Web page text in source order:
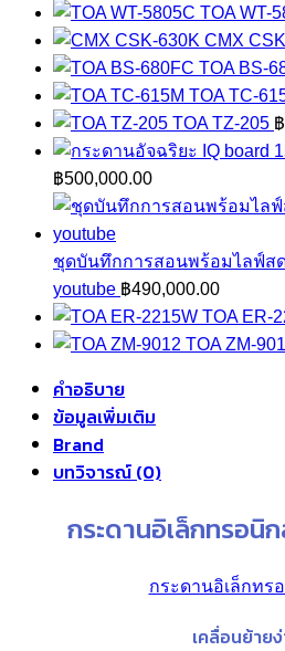
price
was:
฿21,500.00.
price
is:
฿16,900.00.
TOA WT-
CMX
TOA BS-
TOA TC-
TOA TZ-205 ฿
฿500,000.00
ชุดบันทึกการสอนพร้อมไลฟ์สด
youtube ฿490,000.00
TOA ER-
TOA ZM-
คำอธิบาย
ข้อมูลเพิ่มเติม
Brand
บทวิจารณ์ (0)
กระดานอิเล็กทรอนิ
กระดานอิเล็กทร
เคลื่อนย้าย